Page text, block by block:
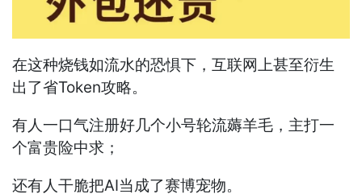
在这种烧钱如流水的恐惧下，互联网上甚至衍生
出了省Token攻略。
有人一口气注册好几个小号轮流薅羊毛，主打一
个富贵险中求；
还有人干脆把AI当成了赛博宠物。